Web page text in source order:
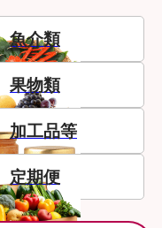
魚介類
果物類
加工品等
定期便